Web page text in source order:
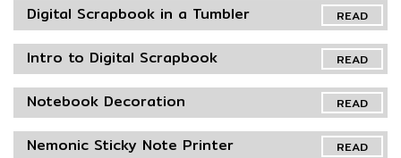
READ
Digital Scrapbook in a Tumbler
READ
Intro to Digital Scrapbook
READ
Notebook Decoration
READ
Nemonic Sticky Note Printer